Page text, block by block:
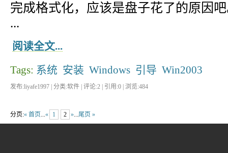
完成格式化，应该是盘子花了的原因
...
阅读全文...
Tags: 系统 安装 Windows 引导 Win2003
发布:liyafe1997 | 分类:软件 | 评论:2 | 引用:0 | 浏览:484
分页:« 首页 « 1 2 » 尾页 »